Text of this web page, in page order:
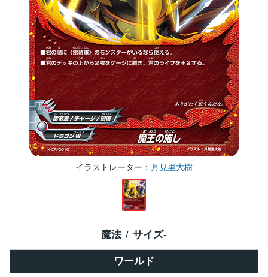
イラストレーター 月見里大樹
ワールド
魔法 サイズ-